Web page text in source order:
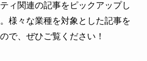
ィ関連の記事をピックアップし
様々な業種を対象とした記事を
で、ぜひご覧ください！